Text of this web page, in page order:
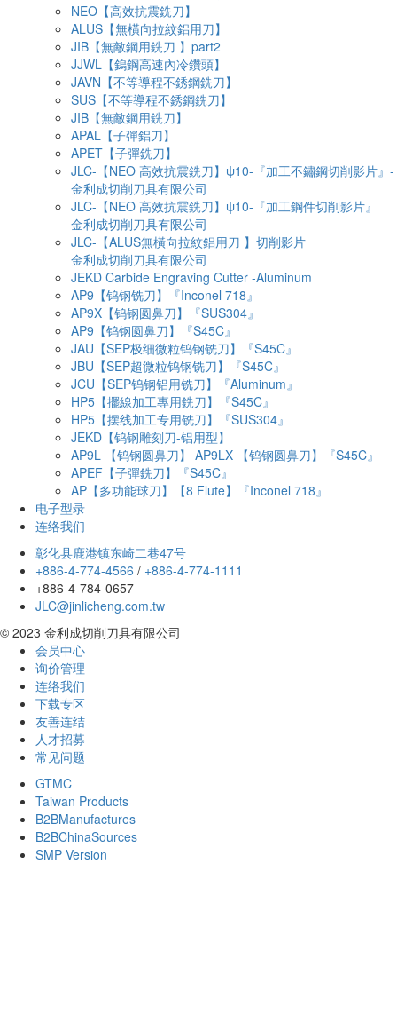
NEO【高效抗震銑刀】
ALUS【無橫向拉紋鋁用刀】
JIB【無敵鋼用銑刀 】part2
JJWL【鎢鋼高速內冷鑽頭】
JAVN【不等導程不銹鋼銑刀】
SUS【不等導程不銹鋼銑刀】
JIB【無敵鋼用銑刀】
APAL【子彈鋁刀】
APET【子彈銑刀】
JLC-【NEO 高效抗震銑刀】ψ10-『加工不鏽鋼切削影片』-
金利成切削刀具有限公司
JLC-【NEO 高效抗震銑刀】ψ10-『加工鋼件切削影片』
金利成切削刀具有限公司
JLC-【ALUS無橫向拉紋鋁用刀 】切削影片
金利成切削刀具有限公司
JEKD Carbide Engraving Cutter -Aluminum
AP9【钨钢铣刀】『Inconel 718』
AP9X【钨钢圆鼻刀】『SUS304』
AP9【钨钢圆鼻刀】『S45C』
JAU【SEP极细微粒钨钢铣刀】『S45C』
JBU【SEP超微粒钨钢铣刀】『S45C』
JCU【SEP钨钢铝用铣刀】『Aluminum』
HP5【擺線加工專用銑刀】『S45C』
HP5【摆线加工专用铣刀】『SUS304』
JEKD【钨钢雕刻刀-铝用型】
AP9L 【钨钢圆鼻刀】 AP9LX 【钨钢圆鼻刀】『S45C』
APEF【子彈銑刀】『S45C』
AP【多功能球刀】【8 Flute】『Inconel 718』
电子型录
连络我们
彰化县鹿港镇东崎二巷47号
+886-4-774-4566 / +886-4-774-1111
+886-4-784-0657
JLC@jinlicheng.com.tw
© 2023 金利成切削刀具有限公司
会员中心
询价管理
连络我们
下载专区
友善连结
人才招募
常见问题
GTMC
Taiwan Products
B2BManufactures
B2BChinaSources
SMP Version